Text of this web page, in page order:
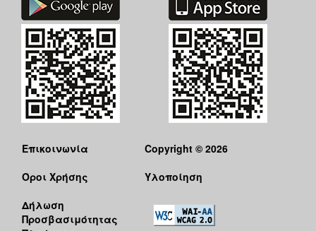
Επικοινωνία
Όροι Χρήσης
Δήλωση
Προσβασιμότητας
Copyright © 2026
Υλοποίηση